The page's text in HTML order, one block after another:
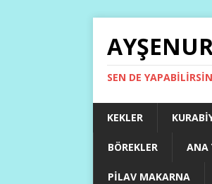
SEN DE YAPABILIRSIN
KEKLER
BÖREKLER ANA
PILAV MAKARNA